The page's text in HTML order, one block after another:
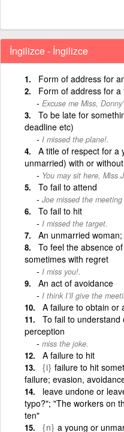
İngilizce - İngilizce
Form of address for
Form of address for
Excuse me Miss,
To be late for
deadline etc)
I missed the plane!.
A title of respect for a
unmarried) with or
You may sit here, Miss
To fail to attend
Joe missed the
To fail to hit
I missed the target.
An unmarried
To feel the absence
sometimes with regret
I miss you!.
An act of avoidance
I think I’ll give the
A failure to obtain or
To fail to
perception
miss the joke.
A failure to hit
{i} failure to hit
failure; evasion,
leave undone or
typo?"; "The workers on
ten"
{n} a young or